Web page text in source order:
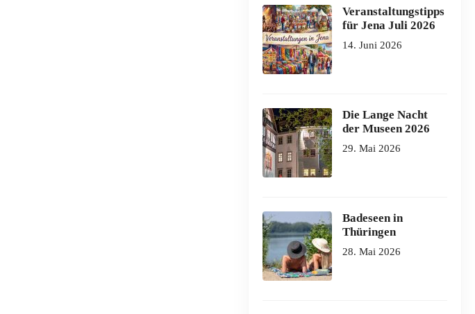
Veranstaltungstipps
für Jena Juli 2026
14. Juni 2026
Die Lange Nacht
der Museen 2026
29. Mai 2026
Badeseen in
Thüringen
28. Mai 2026